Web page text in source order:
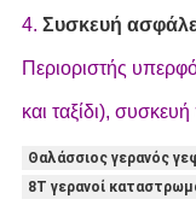
4. Συσκευή
Περιοριστής
και ταξίδι),
Θαλάσσιος γερανός
8T γερανοί